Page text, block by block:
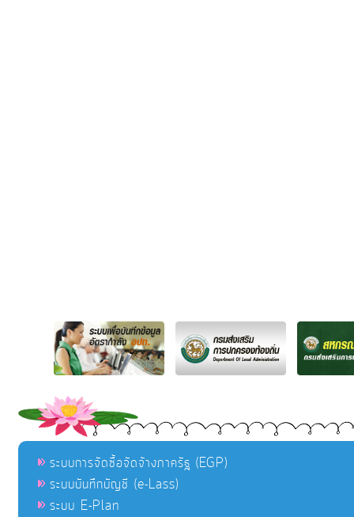
ระบบการจัดซื้อจัดจ้างภาครัฐ (EGP)
ระบบบันทึกบัญชี (e-Lass)
ระบบ E-Plan